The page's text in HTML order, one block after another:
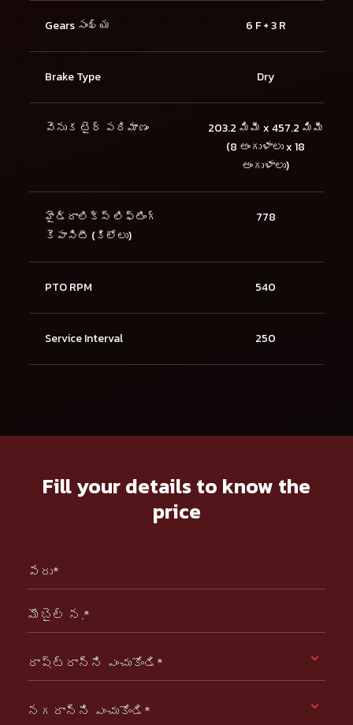
Gears సంఖ్య 6 F + 3 R
Brake Type Dry
వెనుక టైర్ పరిమాణం
203.2 మిమీ x 457.2 మిమీ
(8 అంగుళాలు x 18
అంగుళాలు)
హైడ్రాలిక్స్ లిఫ్టింగ్
కెపాసిటీ (కిలోలు)
778
PTO RPM 540
Service Interval 250
Fill your details to know the
price
పేరు*
మొబైల్ న.*
రాష్ట్రాన్ని ఎంచుకోండి*
నగరాన్ని ఎంచుకోండి*